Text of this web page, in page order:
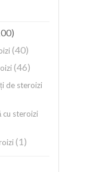
(40)
(46)
de steroizi
cu steroizi
(1)